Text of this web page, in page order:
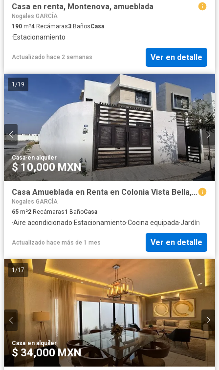
Casa en renta, Montenova, amueblada
Nogales GARCÍA
190 m²4 Recámaras3 BañosCasa
·Estacionamiento
Actualizado hace 2 semanas Ver en detalle
1 /19
Casa·en alquiler
$ 10,000 MXN
Casa Amueblada en Renta en Colonia Vista Bella, García
Nogales GARCÍA
65 m²2 Recámaras1 BañoCasa
·Aire acondicionado·Estacionamiento·Cocina equipada·Jardín
Actualizado hace más de 1 mes Ver en detalle
1 /17
Casa·en alquiler
$ 34,000 MXN